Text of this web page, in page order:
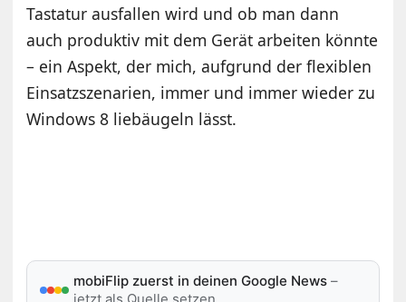
Tastatur ausfallen wird und ob man dann
auch produktiv mit dem Gerät arbeiten könnte
– ein Aspekt, der mich, aufgrund der flexiblen
Einsatzszenarien, immer und immer wieder zu
Windows 8 liebäugeln lässt.
mobiFlip zuerst in deinen Google News –